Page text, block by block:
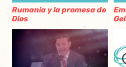
Rumania y la promesa de
Dios